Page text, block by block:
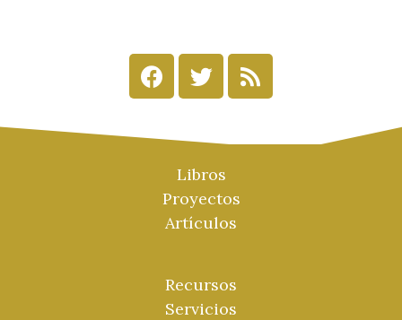
Libros
Proyectos
Artículos
Recursos
Servicios